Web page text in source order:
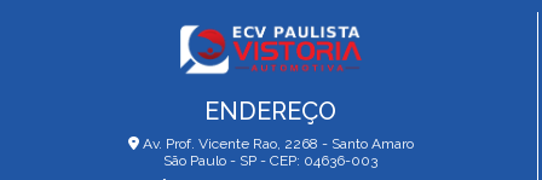
ENDEREÇO
Av. Prof. Vicente Rao, 2268 - Santo Amaro
São Paulo - SP - CEP: 04636-003